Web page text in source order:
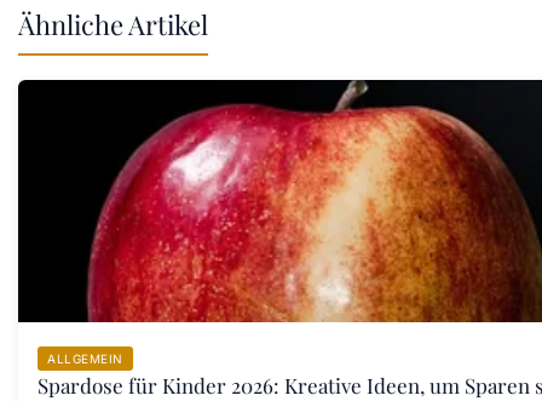
Ähnliche Artikel
ALLGEMEIN
Spardose für Kinder 2026: Kreative Ideen, um